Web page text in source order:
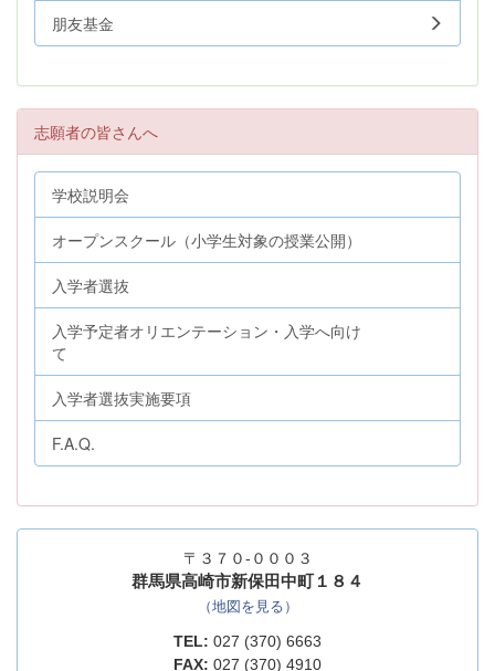
朋友基金
志願者の皆さんへ
学校説明会
オープンスクール（小学生対象の授業公開）
入学者選抜
入学予定者オリエンテーション・入学へ向け
て
入学者選抜実施要項
F.A.Q.
〒３７０-０００３
群馬県高崎市新保田中町１８４
（地図を見る）
TEL: 027 (370) 6663
FAX: 027 (370) 4910